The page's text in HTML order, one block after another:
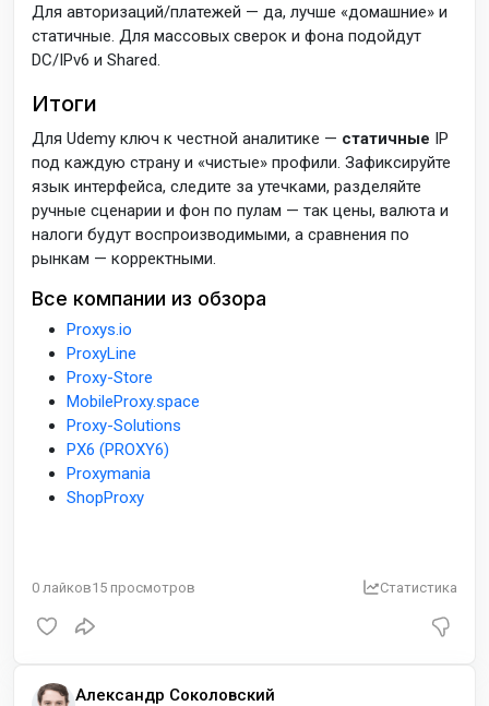
Для авторизаций/платежей — да, лучше «домашние» и
статичные. Для массовых сверок и фона подойдут
DC/IPv6 и Shared.
Итоги
Для Udemy ключ к честной аналитике — статичные IP
под каждую страну и «чистые» профили. Зафиксируйте
язык интерфейса, следите за утечками, разделяйте
ручные сценарии и фон по пулам — так цены, валюта и
налоги будут воспроизводимыми, а сравнения по
рынкам — корректными.
Все компании из обзора
Proxys.io
ProxyLine
Proxy-Store
MobileProxy.space
Proxy-Solutions
PX6 (PROXY6)
Proxymania
ShopProxy
0 лайков15 просмотров Статистика
Александр Соколовский